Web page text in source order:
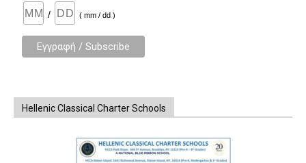
/ ( mm / dd )
Hellenic Classical Charter Schools